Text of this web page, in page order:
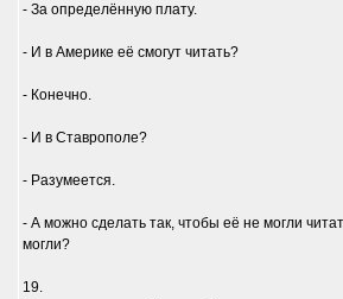
- За опpеделённyю платy.
- И в Амеpике её смогyт читать?
- Конечно.
- И в Ставpополе?
- Разyмеется.
- А можно сделать так, чтобы её не могли
могли?
19.